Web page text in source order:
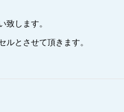
します。
とさせて頂きます。